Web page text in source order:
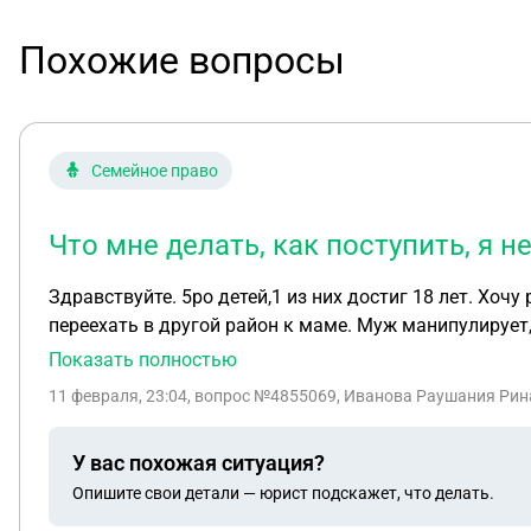
Похожие вопросы
Семейное право
Что мне делать, как поступить, я
Здравствуйте. 5ро детей,1 из них достиг 18 лет. Хочу развестись. С мужем уже 5 мес живем по разным комнатам,как узнала окончательно что изменяет. Хочу
переехать в другой район к маме. Муж
разговор, он отрицает,говорит фэйк итд. Все 20 лет
подработки,были друзья,выпивка,любовница. А мне
болеть будут кто с ними будет сидеть. Вот уже 9
Дом взяли по молодежной программе,750 000
Показать полностью
11 февраля, 23:04, вопрос №4855069, Иванова Раушания
У вас похожая ситуация?
Опишите свои детали — юрист подскажет, что делать.